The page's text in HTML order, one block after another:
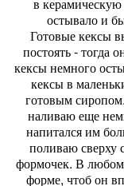
остывало и
Готовые кексы
постоять - тогда
кексы немного
кексы в
готовым
наливаю еще
напитался им
поливаю сверху
формочек. В любом
форме, чтоб он